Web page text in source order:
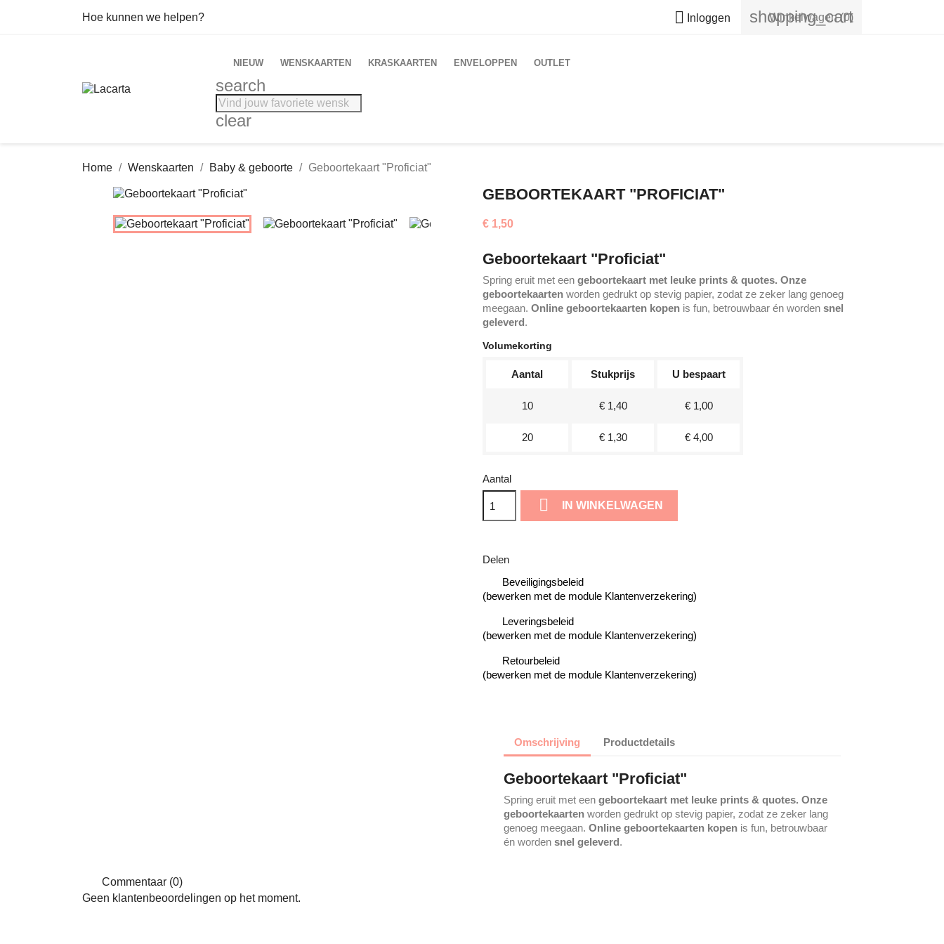
Hoe kunnen we helpen?  Inloggen shopping_cart
Winkelwagen (0)
NIEUW WENSKAARTEN KRASKAARTEN ENVELOPPEN OUTLET
search
clear
Home Wenskaarten Baby & geboorte Geboortekaart "Proficiat"
GEBOORTEKAART "PROFICIAT"
€ 1,50
Geboortekaart "Proficiat"
Spring eruit met een geboortekaart met leuke prints & quotes. Onze
geboortekaarten worden gedrukt op stevig papier, zodat ze zeker lang genoeg
meegaan. Online geboortekaarten kopen is fun, betrouwbaar én worden snel
geleverd.
Volumekorting
Aantal Stukprijs U bespaart
10 € 1,40 € 1,00
20 € 1,30 € 4,00
Aantal
 IN WINKELWAGEN
Delen
Beveiligingsbeleid
(bewerken met de module Klantenverzekering)
Leveringsbeleid
(bewerken met de module Klantenverzekering)
Retourbeleid
(bewerken met de module Klantenverzekering)
Omschrijving Productdetails
Geboortekaart "Proficiat"
Spring eruit met een geboortekaart met leuke prints & quotes. Onze
geboortekaarten worden gedrukt op stevig papier, zodat ze zeker lang
genoeg meegaan. Online geboortekaarten kopen is fun, betrouwbaar
én worden snel geleverd.
Commentaar (0)
Geen klantenbeoordelingen op het moment.